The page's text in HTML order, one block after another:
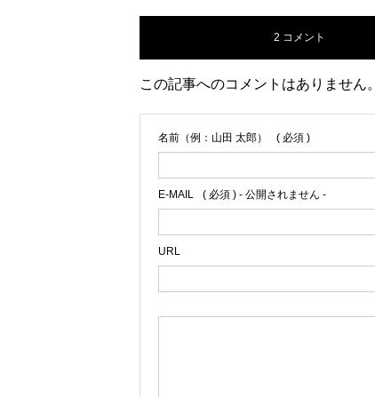
2 コメント
この記事へのコメントはありません。
名前（例：山田 太郎） ( 必須 )
E-MAIL ( 必須 ) - 公開されません -
URL